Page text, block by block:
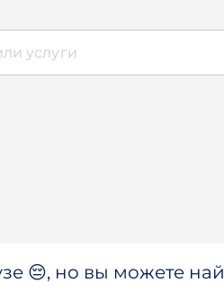
😔, но вы можете